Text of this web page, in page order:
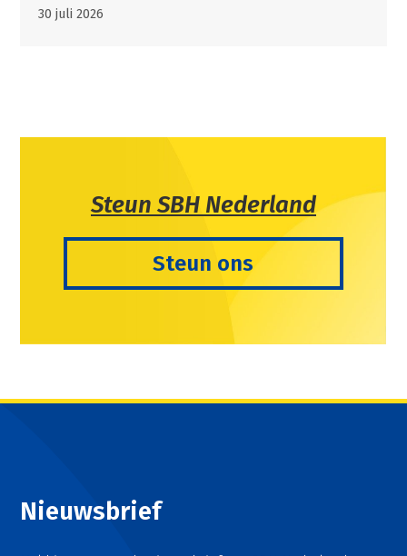
30 juli 2026
Steun SBH Nederland
Steun ons
Nieuwsbrief